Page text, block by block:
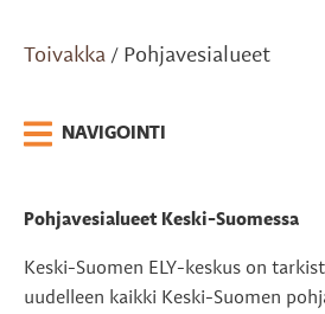
Toivakka / Pohjavesialueet
NAVIGOINTI
Pohjavesialueet Keski-Suomessa
Keski-Suomen ELY-keskus on
uudelleen kaikki Keski-Suomen